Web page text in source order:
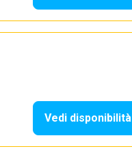
Vedi disponibilità